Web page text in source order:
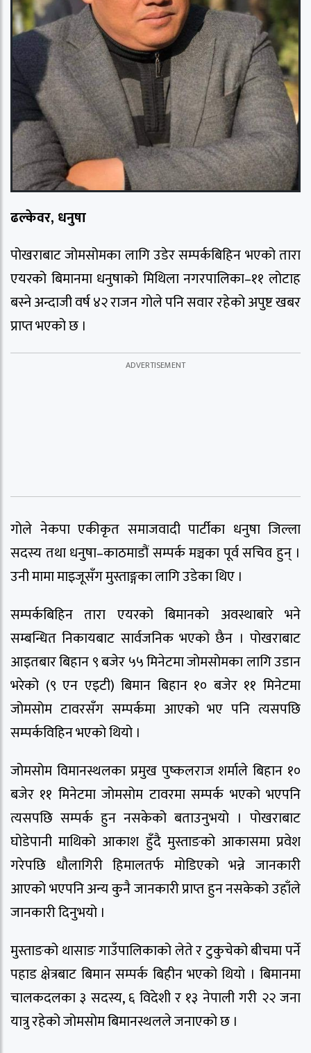
ढल्केवर, धनुषा
पोखराबाट जोमसोमका लागि उडेर सम्पर्कबिहिन भएको तारा
एयरको बिमानमा धनुषाको मिथिला नगरपालिका–११ लोटाह
बस्ने अन्दाजी वर्ष ४२ राजन गोले पनि सवार रहेको अपुष्ट खबर
प्राप्त भएको छ ।
गोले नेकपा एकीकृत समाजवादी पार्टीका धनुषा जिल्ला
सदस्य तथा धनुषा–काठमाडौं सम्पर्क मञ्चका पूर्व सचिव हुन् ।
उनी मामा माइजूसँग मुस्ताङ्गका लागि उडेका थिए ।
सम्पर्कबिहिन तारा एयरको बिमानको अवस्थाबारे भने
सम्बन्धित निकायबाट सार्वजनिक भएको छैन । पोखराबाट
आइतबार बिहान ९ बजेर ५५ मिनेटमा जोमसोमका लागि उडान
भरेको (९ एन एइटी) बिमान बिहान १० बजेर ११ मिनेटमा
जोमसोम टावरसँग सम्पर्कमा आएको भए पनि त्यसपछि
सम्पर्कविहिन भएको थियो ।
जोमसोम विमानस्थलका प्रमुख पुष्कलराज शर्माले बिहान १०
बजेर ११ मिनेटमा जोमसोम टावरमा सम्पर्क भएको भएपनि
त्यसपछि सम्पर्क हुन नसकेको बताउनुभयो । पोखराबाट
घोडेपानी माथिको आकाश हुँदै मुस्ताङको आकासमा प्रवेश
गरेपछि धौलागिरी हिमालतर्फ मोडिएको भन्ने जानकारी
आएको भएपनि अन्य कुनै जानकारी प्राप्त हुन नसकेको उहाँले
जानकारी दिनुभयो ।
मुस्ताङको थासाङ गाउँपालिकाको लेते र टुकुचेको बीचमा पर्ने
पहाड क्षेत्रबाट बिमान सम्पर्क बिहीन भएको थियो । बिमानमा
चालकदलका ३ सदस्य, ६ विदेशी र १३ नेपाली गरी २२ जना
यात्रु रहेको जोमसोम बिमानस्थलले जनाएको छ ।